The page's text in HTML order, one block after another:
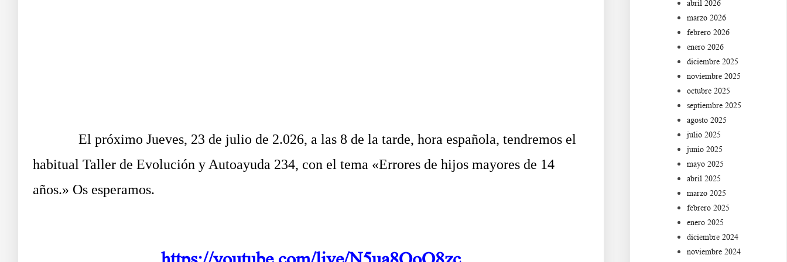
El próximo Jueves, 23 de julio de 2.026, a las 8 de la tarde, hora española, tendremos el
habitual Taller de Evolución y Autoayuda 234, con el tema «Errores de hijos mayores de 14
años.» Os esperamos.
abril 2026
marzo 2026
febrero 2026
enero 2026
diciembre 2025
noviembre 2025
octubre 2025
septiembre 2025
agosto 2025
julio 2025
junio 2025
mayo 2025
abril 2025
marzo 2025
febrero 2025
enero 2025
diciembre 2024
noviembre 2024